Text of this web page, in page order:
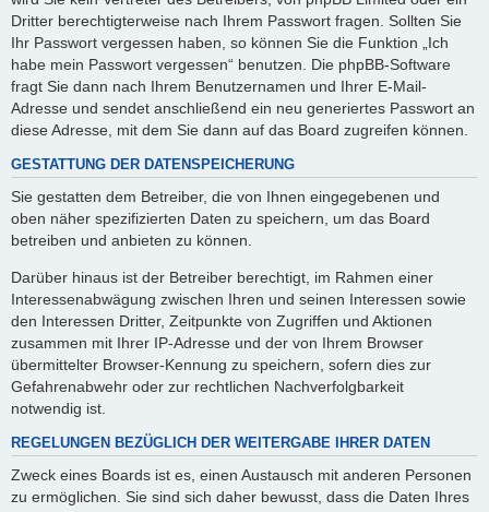
Dritter berechtigterweise nach Ihrem Passwort fragen. Sollten Sie
Ihr Passwort vergessen haben, so können Sie die Funktion „Ich
habe mein Passwort vergessen“ benutzen. Die phpBB-Software
fragt Sie dann nach Ihrem Benutzernamen und Ihrer E-Mail-
Adresse und sendet anschließend ein neu generiertes Passwort an
diese Adresse, mit dem Sie dann auf das Board zugreifen können.
GESTATTUNG DER DATENSPEICHERUNG
Sie gestatten dem Betreiber, die von Ihnen eingegebenen und
oben näher spezifizierten Daten zu speichern, um das Board
betreiben und anbieten zu können.
Darüber hinaus ist der Betreiber berechtigt, im Rahmen einer
Interessenabwägung zwischen Ihren und seinen Interessen sowie
den Interessen Dritter, Zeitpunkte von Zugriffen und Aktionen
zusammen mit Ihrer IP-Adresse und der von Ihrem Browser
übermittelter Browser-Kennung zu speichern, sofern dies zur
Gefahrenabwehr oder zur rechtlichen Nachverfolgbarkeit
notwendig ist.
REGELUNGEN BEZÜGLICH DER WEITERGABE IHRER DATEN
Zweck eines Boards ist es, einen Austausch mit anderen Personen
zu ermöglichen. Sie sind sich daher bewusst, dass die Daten Ihres